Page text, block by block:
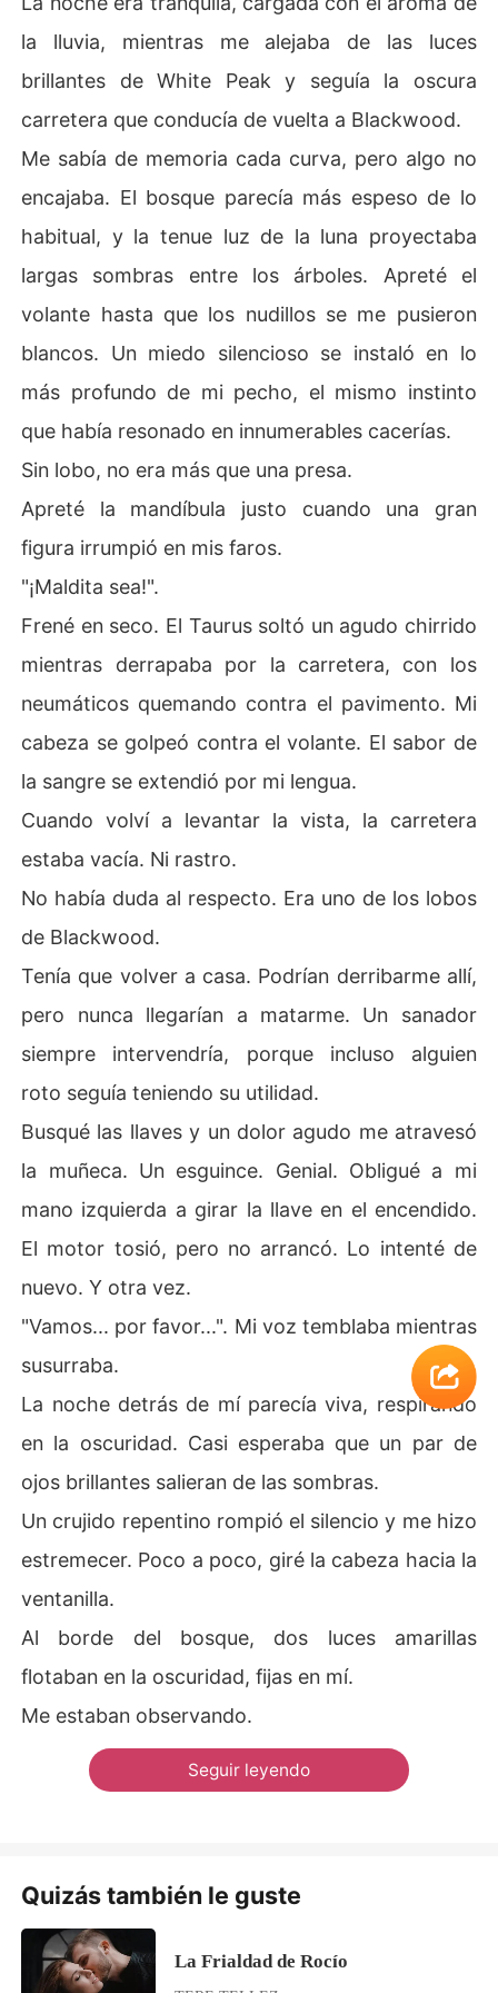
la lluvia, mientras me alejaba de las luces
brillantes de White Peak y seguía la oscura
carretera que conducía de vuelta a Blackwood.
Me sabía de memoria cada curva, pero algo no
encajaba. El bosque parecía más espeso de lo
habitual, y la tenue luz de la luna proyectaba
largas sombras entre los árboles. Apreté el
volante hasta que los nudillos se me pusieron
blancos. Un miedo silencioso se instaló en lo
más profundo de mi pecho, el mismo instinto
que había resonado en innumerables cacerías.
Sin lobo, no era más que una presa.
Apreté la mandíbula justo cuando una gran
figura irrumpió en mis faros.
"¡Maldita sea!".
Frené en seco. El Taurus soltó un agudo chirrido
mientras derrapaba por la carretera, con los
neumáticos quemando contra el pavimento. Mi
cabeza se golpeó contra el volante. El sabor de
la sangre se extendió por mi lengua.
Cuando volví a levantar la vista, la carretera
estaba vacía. Ni rastro.
No había duda al respecto. Era uno de los lobos
de Blackwood.
Tenía que volver a casa. Podrían derribarme allí,
pero nunca llegarían a matarme. Un sanador
siempre intervendría, porque incluso alguien
roto seguía teniendo su utilidad.
Busqué las llaves y un dolor agudo me atravesó
la muñeca. Un esguince. Genial. Obligué a mi
mano izquierda a girar la llave en el encendido.
El motor tosió, pero no arrancó. Lo intenté de
nuevo. Y otra vez.
"Vamos... por favor...". Mi voz temblaba mientras
susurraba.
La noche detrás de mí parecía viva, respirando
en la oscuridad. Casi esperaba que un par de
ojos brillantes salieran de las sombras.
Un crujido repentino rompió el silencio y me hizo
estremecer. Poco a poco, giré la cabeza hacia la
ventanilla.
Al borde del bosque, dos luces amarillas
flotaban en la oscuridad, fijas en mí.
Me estaban observando.
Seguir leyendo
Quizás también le guste
La Frialdad de Rocío